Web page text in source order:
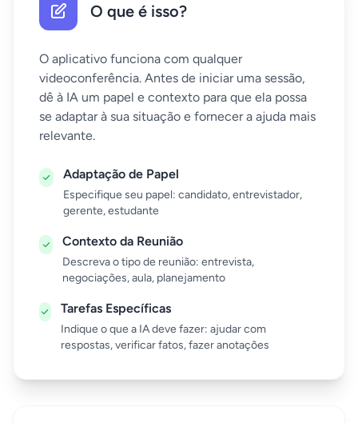
O que é isso?
O aplicativo funciona com qualquer
videoconferência. Antes de iniciar uma sessão,
dê à IA um papel e contexto para que ela possa
se adaptar à sua situação e fornecer a ajuda mais
relevante.
Adaptação de Papel
Especifique seu papel: candidato, entrevistador,
gerente, estudante
Contexto da Reunião
Descreva o tipo de reunião: entrevista,
negociações, aula, planejamento
Tarefas Específicas
Indique o que a IA deve fazer: ajudar com
respostas, verificar fatos, fazer anotações